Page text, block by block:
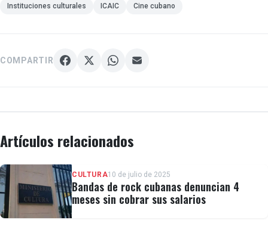
Instituciones culturales ICAIC Cine cubano
COMPARTIR
Artículos relacionados
CULTURA10 de julio de 2025
Bandas de rock cubanas denuncian 4
meses sin cobrar sus salarios